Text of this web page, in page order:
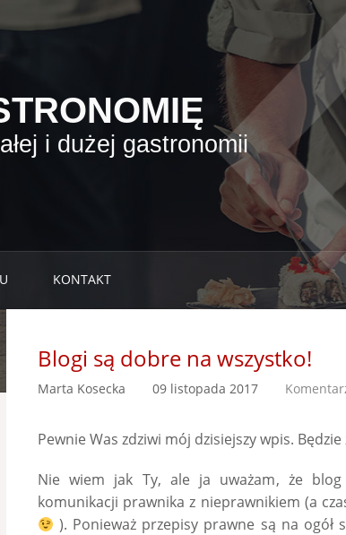
i dużej gastronomii
KONTAKT
Blogi są dobre na wszystko!
Marta Kosecka 09 listopada 2017
Pewnie Was zdziwi mój dzisiejszy wpis.
Nie wiem jak Ty, ale ja uważam, że blog
komunikacji prawnika z nieprawnikiem (a
). Ponieważ przepisy prawne są na